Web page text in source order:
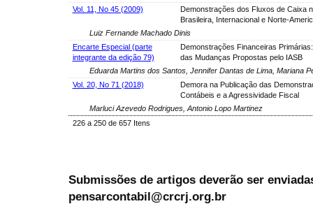
Vol. 11, No 45 (2009)
Demonstrações dos Fluxos de Caixa
Brasileira, Internacional e Norte-
Luiz Fernande Machado Dinis
Encarte Especial (parte
integrante da edição 79)
Demonstrações Financeiras
das Mudanças Propostas pelo IASB
Eduarda Martins dos Santos, Jennifer Dantas de Lima, Mariana
Vol. 20, No 71 (2018)
Demora na Publicação das
Contábeis e a Agressividade Fiscal
Marluci Azevedo Rodrigues, Antonio Lopo Martinez
226 a 250 de 657 Itens
Submissões de artigos deverão ser
pensarcontabil@crcrj.org.br